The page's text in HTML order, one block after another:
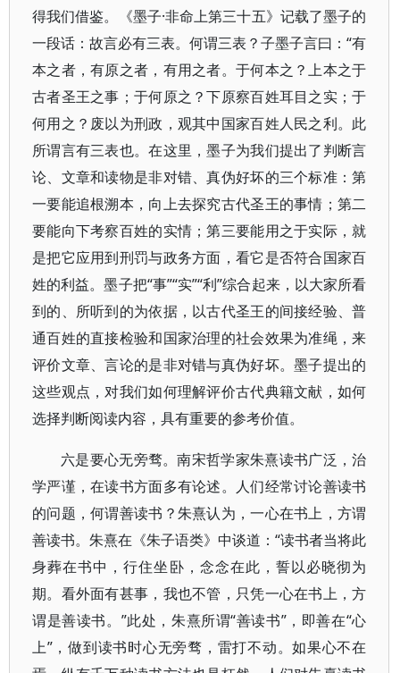
得我们借鉴。《墨子·非命上第三十五》记载了墨子的
一段话：故言必有三表。何谓三表？子墨子言曰：“有
本之者，有原之者，有用之者。于何本之？上本之于
古者圣王之事；于何原之？下原察百姓耳目之实；于
何用之？废以为刑政，观其中国家百姓人民之利。此
所谓言有三表也。在这里，墨子为我们提出了判断言
论、文章和读物是非对错、真伪好坏的三个标准：第
一要能追根溯本，向上去探究古代圣王的事情；第二
要能向下考察百姓的实情；第三要能用之于实际，就
是把它应用到刑罚与政务方面，看它是否符合国家百
姓的利益。墨子把“事”“实”“利”综合起来，以大家所看
到的、所听到的为依据，以古代圣王的间接经验、普
通百姓的直接检验和国家治理的社会效果为准绳，来
评价文章、言论的是非对错与真伪好坏。墨子提出的
这些观点，对我们如何理解评价古代典籍文献，如何
选择判断阅读内容，具有重要的参考价值。
六是要心无旁骛。南宋哲学家朱熹读书广泛，治
学严谨，在读书方面多有论述。人们经常讨论善读书
的问题，何谓善读书？朱熹认为，一心在书上，方谓
善读书。朱熹在《朱子语类》中谈道：“读书者当将此
身葬在书中，行住坐卧，念念在此，誓以必晓彻为
期。看外面有甚事，我也不管，只凭一心在书上，方
谓是善读书。”此处，朱熹所谓“善读书”，即善在“心
上”，做到读书时心无旁骛，雷打不动。如果心不在